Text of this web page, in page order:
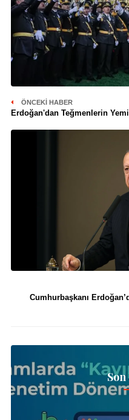
ÖNCEKI HABER
Erdoğan'dan Teğmenlerin
Cumhurbaşkanı